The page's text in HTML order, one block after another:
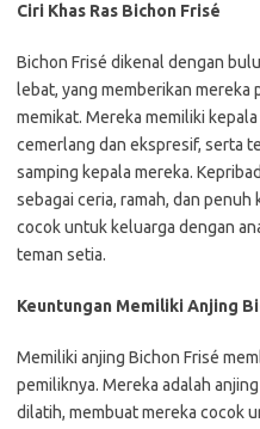
Ciri Khas Ras Bichon Frisé
Bichon Frisé dikenal dengan
lebat, yang memberikan mereka
memikat. Mereka memiliki
cemerlang dan ekspresif, serta
samping kepala mereka.
sebagai ceria, ramah, dan
cocok untuk keluarga dengan
teman setia.
Keuntungan Memiliki Anjing
Memiliki anjing Bichon Frisé
pemiliknya. Mereka adalah
dilatih, membuat mereka cocok